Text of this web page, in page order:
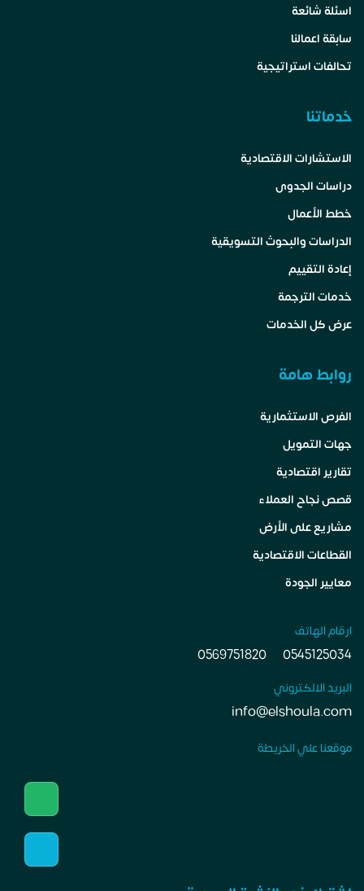
اسئلة شائعة
سابقة اعمالنا
تحالفات استراتيجية
خدماتنا
الاستشارات الاقتصادية
دراسات الجدوى
خطط الأعمال
الدراسات والبحوث التسويقية
إعادة التقييم
خدمات الترجمة
عرض كل الخدمات
روابط هامة
الفرص الاستثمارية
جهات التمويل
تقارير اقتصادية
قصص نجاح العملاء
مشاريع على الأرض
القطاعات الاقتصادية
معايير الجودة
ارقام الهاتف
0545125034
0569751820
البريد الالكتروني
info@elshoula.com
موقعنا علي الخريطة